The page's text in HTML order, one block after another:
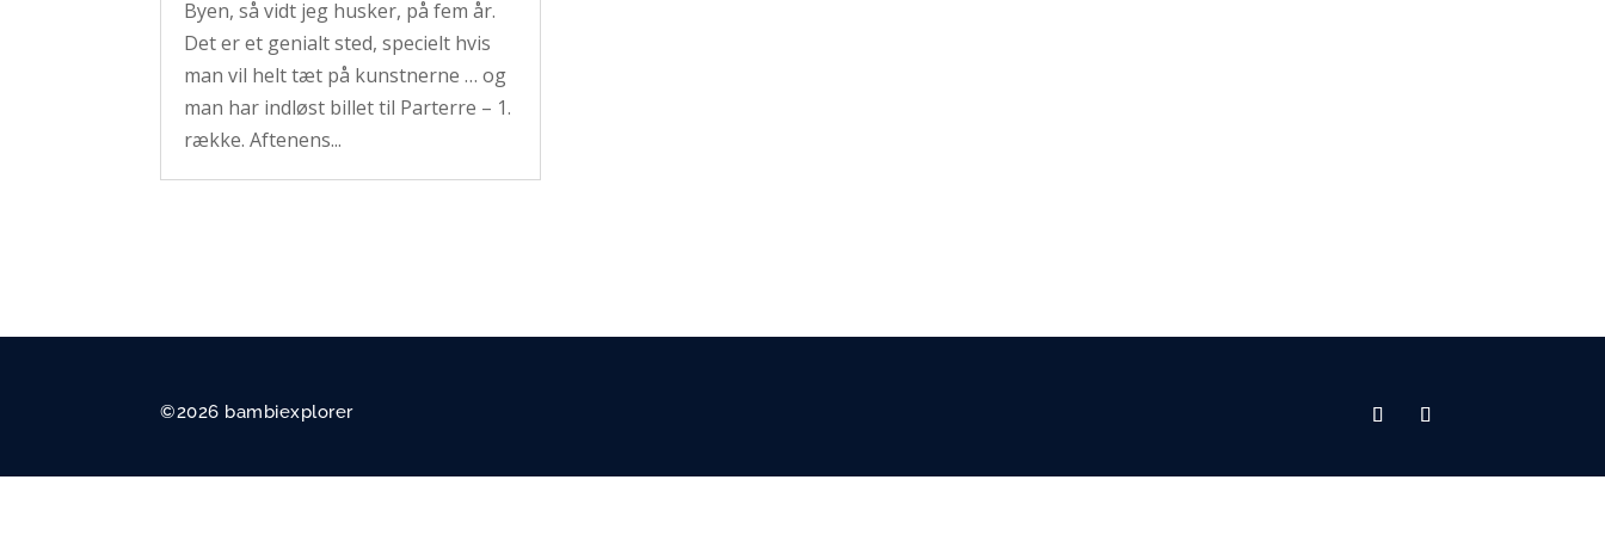
Byen, så vidt jeg husker, på fem år.
Det er et genialt sted, specielt hvis
man vil helt tæt på kunstnerne … og
man har indløst billet til Parterre – 1.
række. Aftenens...
©2026 bambiexplorer